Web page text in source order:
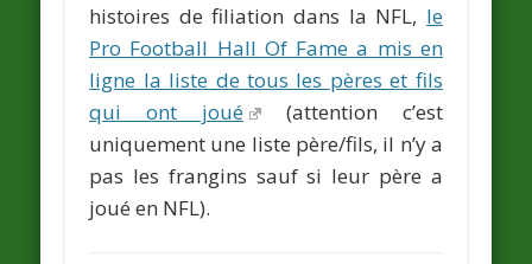
histoires de filiation dans la NFL, le
Pro Football Hall Of Fame a mis en
ligne la liste de tous les pères et fils
qui ont joué
(attention c’est
uniquement une liste père/fils, il n’y a
pas les frangins sauf si leur père a
joué en NFL).